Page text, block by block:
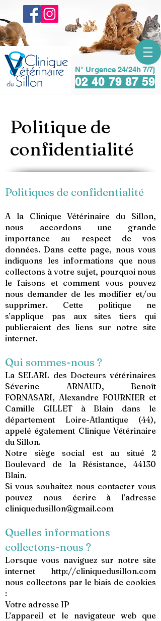
N° Urgence 24/24h 7/7j
02 40 79 87 59
Politique de
confidentialité
Politiques de confidentialité
A la Clinique Vétérinaire du Sillon,
nous accordons une grande
importance au respect de vos
données. Dans cette page, nous vous
indiquons les informations que nous
collectons à votre sujet, pourquoi nous
le faisons et comment vous pouvez
nous demander de les modifier et/ou
supprimer. Cette politique ne
s’applique pas aux sites tiers qui
publieraient des liens sur notre site
internet.
Qui sommes-nous ?
La SELARL des Docteurs vétérinaires
Séverine ARNAUD, Benoît
FORNASARI, Alexandre FOURNIER et
Camille GILLET à Blain dans le
département Loire-Atlantique (44),
appelé également Clinique Vétérinaire
du Sillon.
Notre siège social est au situé 2
Boulevard de la Résistance, 44130
Blain.
Si vous souhaitez nous contacter vous
pouvez nous écrire à l’adresse
cliniquedusillon@gmail.com
Quelles informations
collectons-nous ?
Lorsque vous naviguez sur notre site
internet http://cliniquedusillon.com
nous collectons par le biais de cookies
:
Votre adresse IP
L’appareil et le navigateur web que